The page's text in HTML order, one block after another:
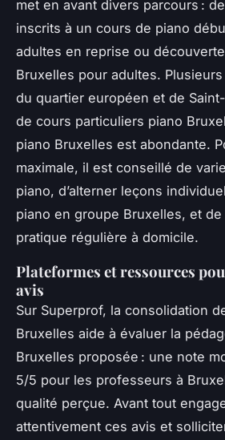
met en avant divers parcours :
inscrits à un cours de piano
adultes en reprise ou
Bruxelles pour adultes.
du quartier européen et de
de cours particuliers piano
piano Bruxelles est abondante.
maximale, il est conseillé de
piano, d’alterner leçons
piano en groupe Bruxelles, et
pratique régulière à domicile.
Plateformes et ressources
avis
Sur Superprof, la consolidation
Bruxelles aide à évaluer la
Bruxelles proposée : une note
5/5 pour les professeurs à
qualité perçue. Avant tout
attentivement ces avis et